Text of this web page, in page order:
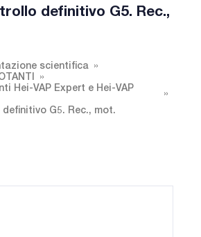
definitivo G5. Rec.,
scientifica
Hei-VAP Expert e Hei-VAP
G5. Rec., mot.